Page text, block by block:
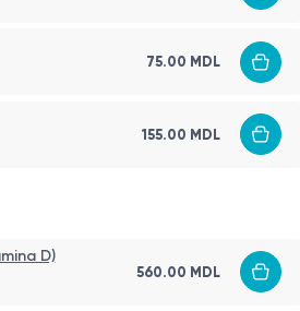
75.00 MDL
155.00 MDL
D)
560.00 MDL